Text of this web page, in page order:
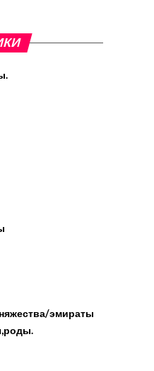
эмираты